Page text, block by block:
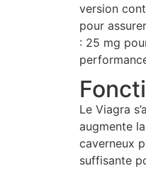
version
pour
: 25 mg
Le Viagra
augmente
caverneux
suffisante